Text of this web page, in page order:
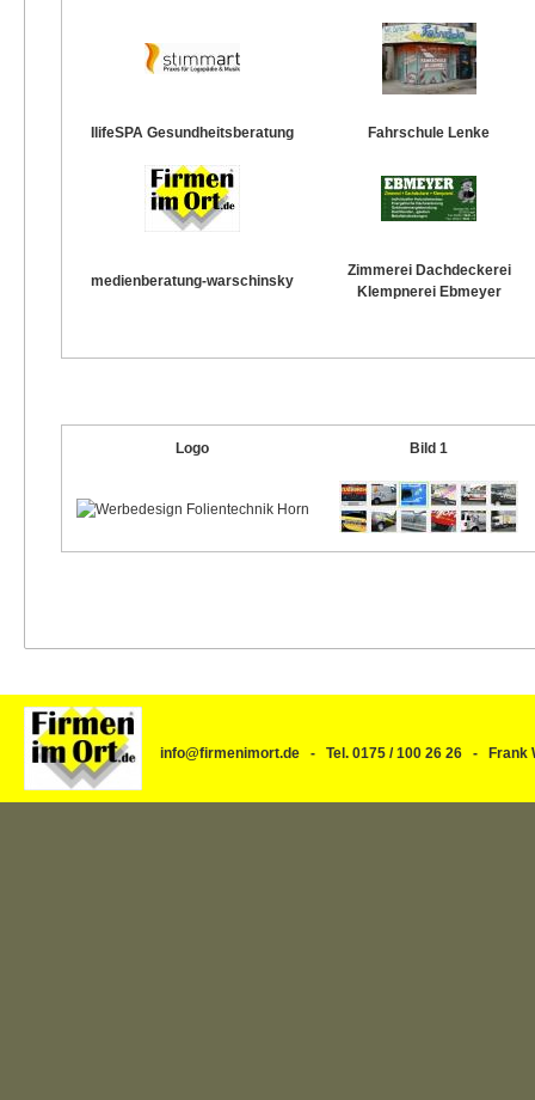
IlifeSPA Gesundheitsberatung Fahrschule Lenke
medienberatung-warschinsky
Zimmerei Dachdeckerei
Klempnerei Ebmeyer
Logo Bild 1
info@firmenimort.de - Tel. 0175 / 100 26 26 -